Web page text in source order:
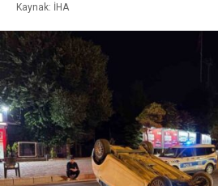
Kaynak: İHA